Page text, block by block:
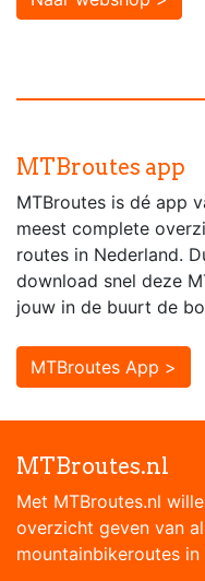
MTBroutes app
MTBroutes is dé app
meest complete
routes in Nederland.
download snel deze
jouw in de buurt de
MTBroutes App >
MTBroutes.nl
Met MTBroutes.nl
overzicht geven van
mountainbikeroutes in